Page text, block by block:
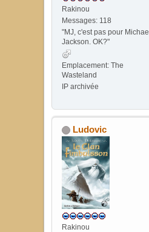
Rakinou
Messages: 118
"MJ, c'est pas pour Michael
Jackson. OK?"
Emplacement: The
Wasteland
IP archivée
Ludovic
Rakinou